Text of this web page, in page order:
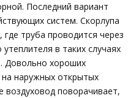
Последний вариант
систем. Скорлупа
труба проводится через
в таких случаях
Довольно хороших
на наружных открытых
воздуховод поворачивает,